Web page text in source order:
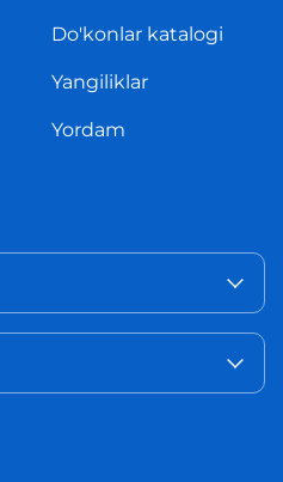
Do'konlar katalogi
Yangiliklar
Yordam